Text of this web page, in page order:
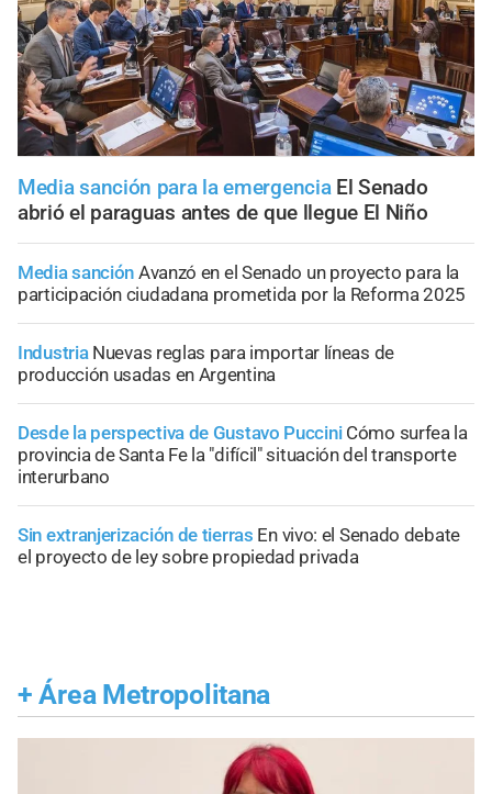
Media sanción para la emergencia El Senado
abrió el paraguas antes de que llegue El Niño
Media sanción Avanzó en el Senado un proyecto para la
participación ciudadana prometida por la Reforma 2025
Industria Nuevas reglas para importar líneas de
producción usadas en Argentina
Desde la perspectiva de Gustavo Puccini Cómo surfea la
provincia de Santa Fe la "difícil" situación del transporte
interurbano
Sin extranjerización de tierras En vivo: el Senado debate
el proyecto de ley sobre propiedad privada
+ Área Metropolitana